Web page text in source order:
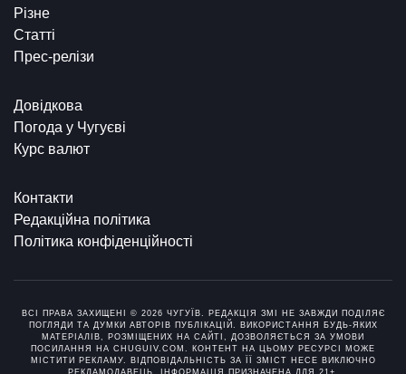
Різне
Статті
Прес-релізи
Довідкова
Погода у Чугуєві
Курс валют
Контакти
Редакційна політика
Політика конфіденційності
ВСІ ПРАВА ЗАХИЩЕНІ © 2026 ЧУГУЇВ. РЕДАКЦІЯ ЗМІ НЕ ЗАВЖДИ ПОДІЛЯЄ
ПОГЛЯДИ ТА ДУМКИ АВТОРІВ ПУБЛІКАЦІЙ. ВИКОРИСТАННЯ БУДЬ-ЯКИХ
МАТЕРІАЛІВ, РОЗМІЩЕНИХ НА САЙТІ, ДОЗВОЛЯЄТЬСЯ ЗА УМОВИ
ПОСИЛАННЯ НА CHUGUIV.COM. КОНТЕНТ НА ЦЬОМУ РЕСУРСІ МОЖЕ
МІСТИТИ РЕКЛАМУ. ВІДПОВІДАЛЬНІСТЬ ЗА ЇЇ ЗМІСТ НЕСЕ ВИКЛЮЧНО
РЕКЛАМОДАВЕЦЬ. ІНФОРМАЦІЯ ПРИЗНАЧЕНА ДЛЯ 21+.